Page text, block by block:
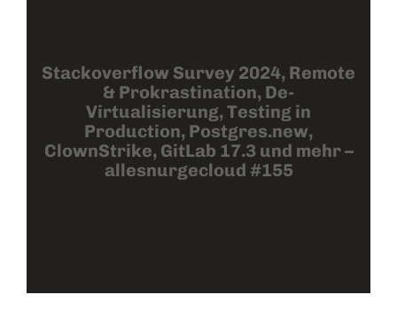
Stackoverflow Survey 2024, Remote
& Prokrastination, De-
Virtualisierung, Testing in
Production, Postgres.new,
ClownStrike, GitLab 17.3 und mehr –
allesnurgecloud #155